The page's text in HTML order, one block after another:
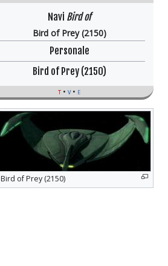
Navi Bird of
Bird of Prey (2150)
Personale
Bird of Prey (2150)
t v e
Bird of Prey (2150)